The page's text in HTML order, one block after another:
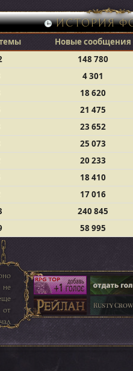
ИСТОРИЯ
Новые сообщения
148 780
4 301
18 620
21 475
23 652
25 073
20 233
18 410
17 016
240 845
58 995
от